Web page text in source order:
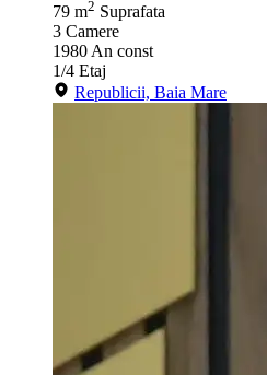
79 m2 Suprafata
3 Camere
1980 An const
1/4 Etaj
Republicii, Baia Mare